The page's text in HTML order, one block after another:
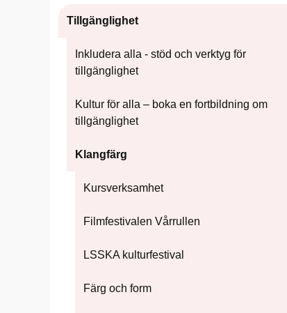
Tillgänglighet
Inkludera alla - stöd och verktyg för
tillgänglighet
Kultur för alla – boka en fortbildning om
tillgänglighet
Klangfärg
Kursverksamhet
Filmfestivalen Vårrullen
LSSKA kulturfestival
Färg och form